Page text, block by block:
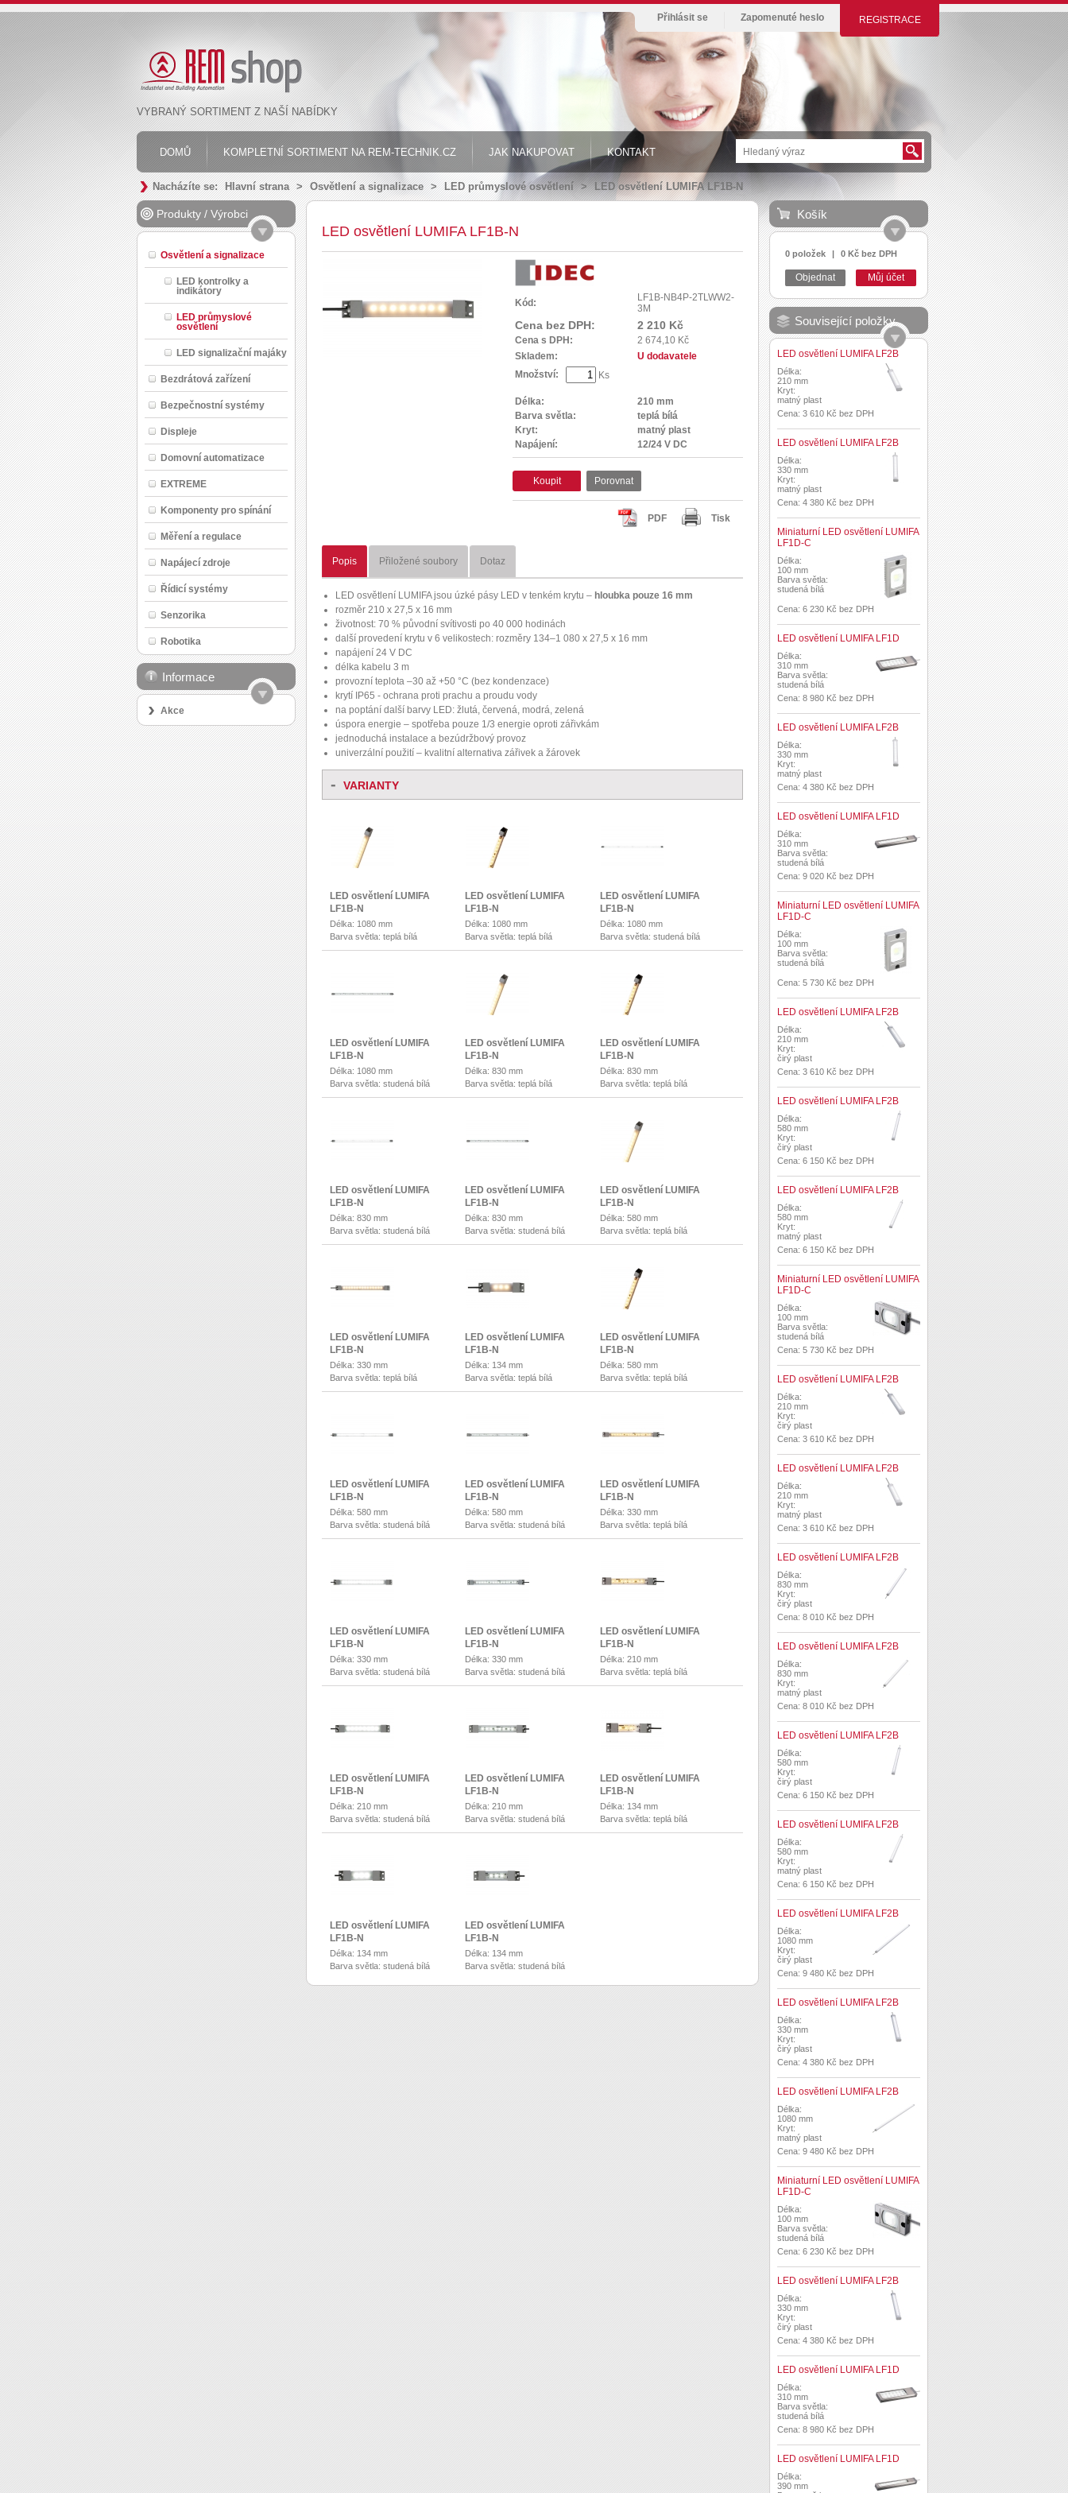
REGISTRACE
Přihlásit se Zapomenuté heslo
VYBRANÝ SORTIMENT Z NAŠÍ NABÍDKY
DOMŮ KOMPLETNÍ SORTIMENT NA REM-TECHNIK.CZ JAK NAKUPOVAT KONTAKT
Nacházíte se: Hlavní strana > Osvětlení a signalizace > LED průmyslové osvětlení > LED osvětlení LUMIFA LF1B-N
Produkty / Výrobci
Osvětlení a signalizace
LED kontrolky a
indikátory
LED průmyslové
osvětlení
LED signalizační majáky
Bezdrátová zařízení
Bezpečnostní systémy
Displeje
Domovní automatizace
EXTREME
Komponenty pro spínání
Měření a regulace
Napájecí zdroje
Řídicí systémy
Senzorika
Robotika
Informace
Akce
LED osvětlení LUMIFA LF1B-N
Kód:
LF1B-NB4P-2TLWW2-
3M
Cena bez DPH: 2 210 Kč
Cena s DPH:
2 674,10 Kč
Skladem:
U dodavatele
Množství:
Ks
Délka:
210 mm
Barva světla:
teplá bílá
Kryt:
matný plast
Napájení:
12/24 V DC
Koupit Porovnat
Tisk
PDF
Popis Přiložené soubory Dotaz
LED osvětlení LUMIFA jsou úzké pásy LED v tenkém krytu – hloubka pouze 16 mm
rozměr 210 x 27,5 x 16 mm
životnost: 70 % původní svítivosti po 40 000 hodinách
další provedení krytu v 6 velikostech: rozměry 134–1 080 x 27,5 x 16 mm
napájení 24 V DC
délka kabelu 3 m
provozní teplota –30 až +50 °C (bez kondenzace)
krytí IP65 - ochrana proti prachu a proudu vody
na poptání další barvy LED: žlutá, červená, modrá, zelená
úspora energie – spotřeba pouze 1/3 energie oproti zářivkám
jednoduchá instalace a bezúdržbový provoz
univerzální použití – kvalitní alternativa zářivek a žárovek
- VARIANTY
LED osvětlení LUMIFA
LF1B-N
Délka: 1080 mm
Barva světla: teplá bílá
LED osvětlení LUMIFA
LF1B-N
Délka: 1080 mm
Barva světla: teplá bílá
LED osvětlení LUMIFA
LF1B-N
Délka: 1080 mm
Barva světla: studená bílá
LED osvětlení LUMIFA
LF1B-N
Délka: 1080 mm
Barva světla: studená bílá
LED osvětlení LUMIFA
LF1B-N
Délka: 830 mm
Barva světla: teplá bílá
LED osvětlení LUMIFA
LF1B-N
Délka: 830 mm
Barva světla: teplá bílá
LED osvětlení LUMIFA
LF1B-N
Délka: 830 mm
Barva světla: studená bílá
LED osvětlení LUMIFA
LF1B-N
Délka: 830 mm
Barva světla: studená bílá
LED osvětlení LUMIFA
LF1B-N
Délka: 580 mm
Barva světla: teplá bílá
LED osvětlení LUMIFA
LF1B-N
Délka: 330 mm
Barva světla: teplá bílá
LED osvětlení LUMIFA
LF1B-N
Délka: 134 mm
Barva světla: teplá bílá
LED osvětlení LUMIFA
LF1B-N
Délka: 580 mm
Barva světla: teplá bílá
LED osvětlení LUMIFA
LF1B-N
Délka: 580 mm
Barva světla: studená bílá
LED osvětlení LUMIFA
LF1B-N
Délka: 580 mm
Barva světla: studená bílá
LED osvětlení LUMIFA
LF1B-N
Délka: 330 mm
Barva světla: teplá bílá
LED osvětlení LUMIFA
LF1B-N
Délka: 330 mm
Barva světla: studená bílá
LED osvětlení LUMIFA
LF1B-N
Délka: 330 mm
Barva světla: studená bílá
LED osvětlení LUMIFA
LF1B-N
Délka: 210 mm
Barva světla: teplá bílá
LED osvětlení LUMIFA
LF1B-N
Délka: 210 mm
Barva světla: studená bílá
LED osvětlení LUMIFA
LF1B-N
Délka: 210 mm
Barva světla: studená bílá
LED osvětlení LUMIFA
LF1B-N
Délka: 134 mm
Barva světla: teplá bílá
LED osvětlení LUMIFA
LF1B-N
Délka: 134 mm
Barva světla: studená bílá
LED osvětlení LUMIFA
LF1B-N
Délka: 134 mm
Barva světla: studená bílá
Košík
0 položek | 0 Kč bez DPH
Objednat Můj účet
Související položky
LED osvětlení LUMIFA LF2B
Délka:
210 mm
Kryt:
matný plast
Cena: 3 610 Kč bez DPH
LED osvětlení LUMIFA LF2B
Délka:
330 mm
Kryt:
matný plast
Cena: 4 380 Kč bez DPH
Miniaturní LED osvětlení LUMIFA
LF1D-C
Délka:
100 mm
Barva světla:
studená bílá
Cena: 6 230 Kč bez DPH
LED osvětlení LUMIFA LF1D
Délka:
310 mm
Barva světla:
studená bílá
Cena: 8 980 Kč bez DPH
LED osvětlení LUMIFA LF2B
Délka:
330 mm
Kryt:
matný plast
Cena: 4 380 Kč bez DPH
LED osvětlení LUMIFA LF1D
Délka:
310 mm
Barva světla:
studená bílá
Cena: 9 020 Kč bez DPH
Miniaturní LED osvětlení LUMIFA
LF1D-C
Délka:
100 mm
Barva světla:
studená bílá
Cena: 5 730 Kč bez DPH
LED osvětlení LUMIFA LF2B
Délka:
210 mm
Kryt:
čirý plast
Cena: 3 610 Kč bez DPH
LED osvětlení LUMIFA LF2B
Délka:
580 mm
Kryt:
čirý plast
Cena: 6 150 Kč bez DPH
LED osvětlení LUMIFA LF2B
Délka:
580 mm
Kryt:
matný plast
Cena: 6 150 Kč bez DPH
Miniaturní LED osvětlení LUMIFA
LF1D-C
Délka:
100 mm
Barva světla:
studená bílá
Cena: 5 730 Kč bez DPH
LED osvětlení LUMIFA LF2B
Délka:
210 mm
Kryt:
čirý plast
Cena: 3 610 Kč bez DPH
LED osvětlení LUMIFA LF2B
Délka:
210 mm
Kryt:
matný plast
Cena: 3 610 Kč bez DPH
LED osvětlení LUMIFA LF2B
Délka:
830 mm
Kryt:
čirý plast
Cena: 8 010 Kč bez DPH
LED osvětlení LUMIFA LF2B
Délka:
830 mm
Kryt:
matný plast
Cena: 8 010 Kč bez DPH
LED osvětlení LUMIFA LF2B
Délka:
580 mm
Kryt:
čirý plast
Cena: 6 150 Kč bez DPH
LED osvětlení LUMIFA LF2B
Délka:
580 mm
Kryt:
matný plast
Cena: 6 150 Kč bez DPH
LED osvětlení LUMIFA LF2B
Délka:
1080 mm
Kryt:
čirý plast
Cena: 9 480 Kč bez DPH
LED osvětlení LUMIFA LF2B
Délka:
330 mm
Kryt:
čirý plast
Cena: 4 380 Kč bez DPH
LED osvětlení LUMIFA LF2B
Délka:
1080 mm
Kryt:
matný plast
Cena: 9 480 Kč bez DPH
Miniaturní LED osvětlení LUMIFA
LF1D-C
Délka:
100 mm
Barva světla:
studená bílá
Cena: 6 230 Kč bez DPH
LED osvětlení LUMIFA LF2B
Délka:
330 mm
Kryt:
čirý plast
Cena: 4 380 Kč bez DPH
LED osvětlení LUMIFA LF1D
Délka:
310 mm
Barva světla:
studená bílá
Cena: 8 980 Kč bez DPH
LED osvětlení LUMIFA LF1D
Délka:
390 mm